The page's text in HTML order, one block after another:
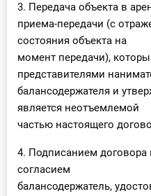
3. Передача объекта в
приема-передачи (с
состояния объекта на
момент передачи),
представителями
балансодержателя и
является неотъемлемой
частью настоящего
4. Подписанием
согласием
балансодержатель,